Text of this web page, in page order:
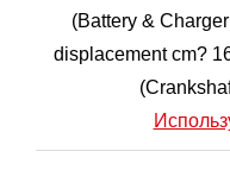
(Battery &
displacement cm?